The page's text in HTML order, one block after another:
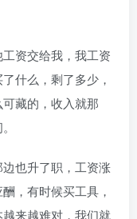
资交给我，我工资
什么，剩了多少，
藏的，收入就那
也升了职，工资涨
，有时候买工具，
来越难对，我们就